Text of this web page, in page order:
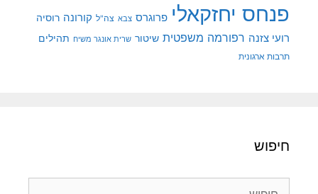
פנחס יחזקאלי פרוגרס צבא צה"ל קורונה רוסיה
רועי צזנה רפורמה משפטית שיטור שרית אונגר משיח תהילים
תרבות ארגונית
חיפוש